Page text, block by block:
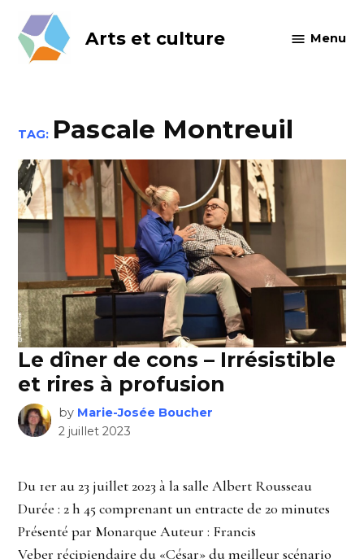
content
Arts et culture Menu
TAG: Pascale Montreuil
Le dîner de cons – Irrésistible
et rires à profusion
by Marie-Josée Boucher
2 juillet 2023
Du 1er au 23 juillet 2023 à la salle Albert Rousseau
Durée : 2 h 45 comprenant un entracte de 20 minutes
Présenté par Monarque Auteur : Francis
Veber récipiendaire du «César» du meilleur scénario